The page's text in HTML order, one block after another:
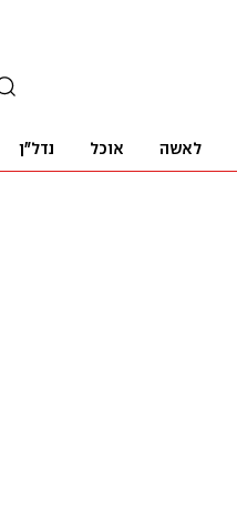
לאשה אוכל נדל"ן